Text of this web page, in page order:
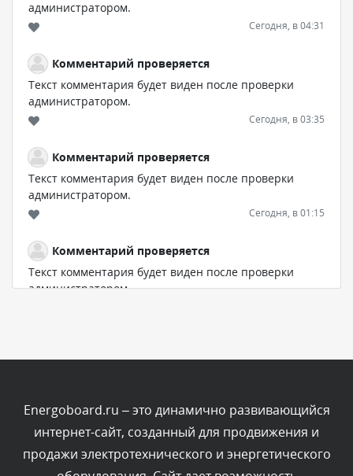
администратором.
Сегодня, в 04:31
Комментарий проверяется
Текст комментария будет виден после проверки
администратором.
Сегодня, в 03:35
Комментарий проверяется
Текст комментария будет виден после проверки
администратором.
Сегодня, в 01:15
Комментарий проверяется
Текст комментария будет виден после проверки
администратором.
Комментарий проверяется
Текст комментария будет виден после проверки
Energoboard.ru – это динамично развивающийся
интернет-сайт, созданный для продвижения и
продажи электротехнического и энергетического